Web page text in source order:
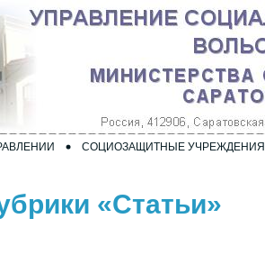
СОЦИОЗАЩИТНЫЕ УЧРЕЖДЕНИЯ
«Статьи»